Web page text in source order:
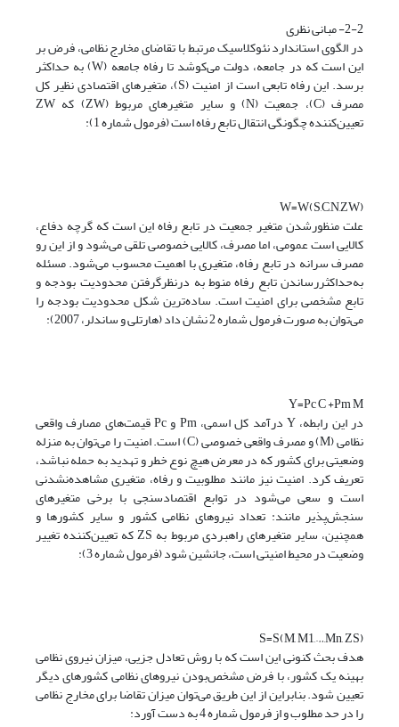
2-2- مبانی نظری
در الگوی استاندارد نئوکلاسیک مرتبط با تقاضای مخارج نظامی، فرض بر
این است که در جامعه، دولت می‌کوشد تا رفاه جامعه (W) به حداکثر
برسد. این رفاه تابعی است از امنیت (S)، متغیرهای اقتصادی نظیر کل
مصرف (C)، جمعیت (N) و سایر متغیرهای مربوط (ZW) که ZW
تعیین‌کننده چگونگی انتقال تابع رفاه است (فرمول شماره 1):
W=W(S,C,N,ZW)
علت منظور‌شدن متغیر جمعیت در تابع رفاه این است که گرچه دفاع،
کالایی است عمومی، اما مصرف، کالایی خصوصی تلقی می‌شود و از این رو
مصرف سرانه در تابع رفاه، متغیری با اهمیت محسوب می‌شود. مسئله
به‌حداکثر‌رساندن تابع رفاه منوط به در‌نظر‌گرفتن محدودیت بودجه و
تابع مشخصی برای امنیت است. ساده‌ترین شکل محدودیت بودجه را
می‌توان به صورت فرمول شماره 2 نشان داد (هارتلی و ساندلر، 2007):
Y=Pc C +Pm M
در این رابطه، Y درآمد کل اسمی، Pm و Pc قیمت‌های مصارف واقعی
نظامی (M) و مصرف واقعی خصوصی (C) است. امنیت را می‌توان به منزله
وضعیتی برای کشور که در معرض هیچ نوع خطر و تهدید به حمله نباشد،
تعریف کرد. امنیت نیز مانند مطلوبیت و رفاه، متغیری مشاهده‌نشدنی
است و سعی می‌شود در توابع اقتصادسنجی با برخی متغیرهای
سنجش‌پذیر مانند: تعداد نیروهای نظامی کشور و سایر کشورها و
همچنین، سایر متغیرهای راهبردی مربوط به ZS که تعیین‌کننده تغییر
وضعیت در محیط امنیتی است، جانشین شود (فرمول شماره 3):
S=S(M, M1,…,Mn, ZS)
هدف بحث کنونی این است که با روش تعادل جزیی، میزان نیروی نظامی
بهینه یک کشور، با فرض مشخص‌بودن نیروهای نظامی کشورهای دیگر
تعیین شود. بنابراین از این طریق می‌توان میزان تقاضا برای مخارج نظامی
را در حد مطلوب و از فرمول شماره 4 به دست آورد: